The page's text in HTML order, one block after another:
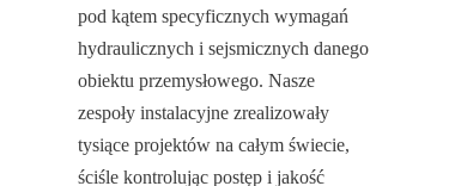
pod kątem specyficznych wymagań
hydraulicznych i sejsmicznych danego
obiektu przemysłowego. Nasze
zespoły instalacyjne zrealizowały
tysiące projektów na całym świecie,
ściśle kontrolując postęp i jakość